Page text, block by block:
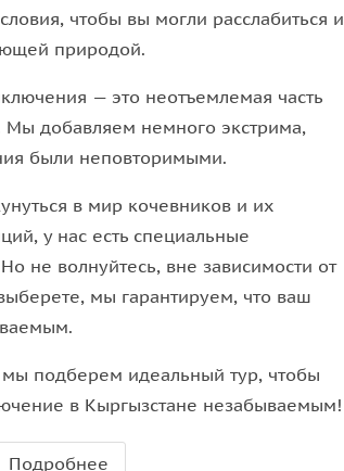
чтобы вы могли расслабиться и
природой.
— это неотъемлемая часть
Мы добавляем немного экстрима,
были неповторимыми.
в мир кочевников и их
у нас есть специальные
не волнуйтесь, вне зависимости от
мы гарантируем, что ваш
подберем идеальный тур, чтобы
в Кыргызстане незабываемым!
Подробнее